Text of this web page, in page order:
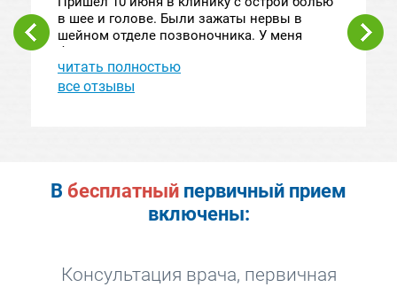
в шее и голове. Были зажаты нервы в
шейном отделе позвоночника. У меня
болезнь Бехтерева и сильное искривление
шеи. После первых же сеансов у Мазана
Батыровича стало значительно лучше. А
читать полностью
все отзывы
В бесплатный первичный прием
включены:
Консультация врача, первичная